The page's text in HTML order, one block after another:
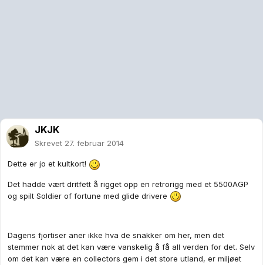
JKJK
Skrevet 27. februar 2014
Dette er jo et kultkort!
Det hadde vært dritfett å rigget opp en retrorigg med et 5500AGP
og spilt Soldier of fortune med glide drivere
Dagens fjortiser aner ikke hva de snakker om her, men det
stemmer nok at det kan være vanskelig å få all verden for det. Selv
om det kan være en collectors gem i det store utland, er miljøet